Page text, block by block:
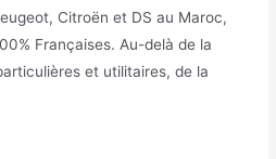
Citroën et DS au Maroc,
Françaises. Au-delà de la
et utilitaires, de la